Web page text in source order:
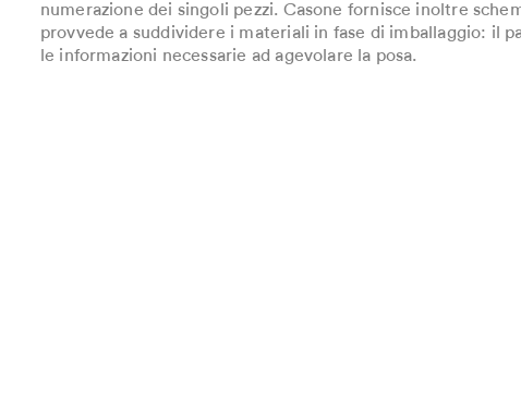
numerazione dei singoli pezzi. Casone fornisce inoltre
provvede a suddividere i materiali in fase di imballaggio: il
le informazioni necessarie ad agevolare la posa.